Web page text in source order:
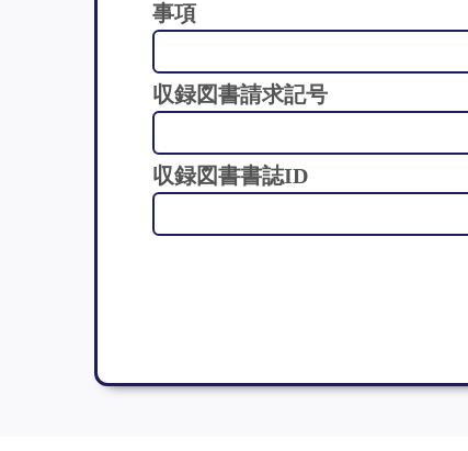
事項
収録図書請求記号
収録図書書誌ID